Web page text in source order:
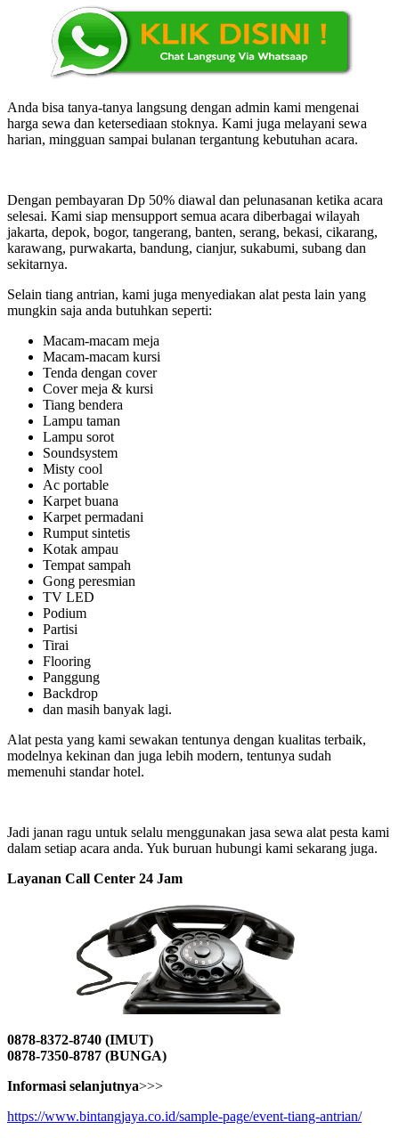
Anda bisa tanya-tanya langsung dengan admin kami mengenai
harga sewa dan ketersediaan stoknya. Kami juga melayani sewa
harian, mingguan sampai bulanan tergantung kebutuhan acara.
Dengan pembayaran Dp 50% diawal dan pelunasanan ketika acara
selesai. Kami siap mensupport semua acara diberbagai wilayah
jakarta, depok, bogor, tangerang, banten, serang, bekasi, cikarang,
karawang, purwakarta, bandung, cianjur, sukabumi, subang dan
sekitarnya.
Selain tiang antrian, kami juga menyediakan alat pesta lain yang
mungkin saja anda butuhkan seperti:
Macam-macam meja
Macam-macam kursi
Tenda dengan cover
Cover meja & kursi
Tiang bendera
Lampu taman
Lampu sorot
Soundsystem
Misty cool
Ac portable
Karpet buana
Karpet permadani
Rumput sintetis
Kotak ampau
Tempat sampah
Gong peresmian
TV LED
Podium
Partisi
Tirai
Flooring
Panggung
Backdrop
dan masih banyak lagi.
Alat pesta yang kami sewakan tentunya dengan kualitas terbaik,
modelnya kekinan dan juga lebih modern, tentunya sudah
memenuhi standar hotel.
Jadi janan ragu untuk selalu menggunakan jasa sewa alat pesta kami
dalam setiap acara anda. Yuk buruan hubungi kami sekarang juga.
Layanan Call Center 24 Jam
0878-8372-8740 (IMUT)
0878-7350-8787 (BUNGA)
Informasi selanjutnya>>>
https://www.bintangjaya.co.id/sample-page/event-tiang-antrian/